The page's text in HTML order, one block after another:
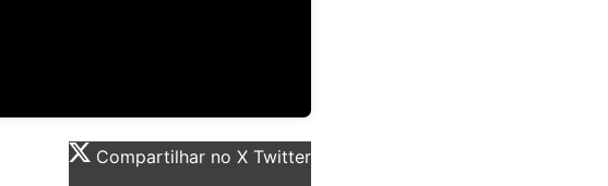
Compartilhar no X Twitter